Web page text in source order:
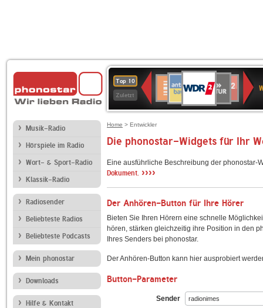
Top 10
Zuletzt
Deutschlandfunk
90er
OLDIE
ANTENNE
4
KLASSIK
Deutschlandfunk
KulturBAYERN
2
Kultur
NDR
2
Musik-Radio
Hörspiele im Radio
Wort- & Sport-Radio
Klassik-Radio
Radiosender
Beliebteste Radios
Beliebteste Podcasts
Mein phonostar
Downloads
Hilfe & Kontakt
Home > Entwickler
Die phonostar-Widgets für Ihr
Eine ausführliche Beschreibung der
Dokument. ››››
Der Anhören-Button für Ihre Hörer
Bieten Sie Ihren Hörern eine schnelle
hören, stärken gleichzeitig ihre Position in den
Ihres Senders bei phonostar.
Der Anhören-Button kann hier ausprobiert
Button-Parameter
Sender